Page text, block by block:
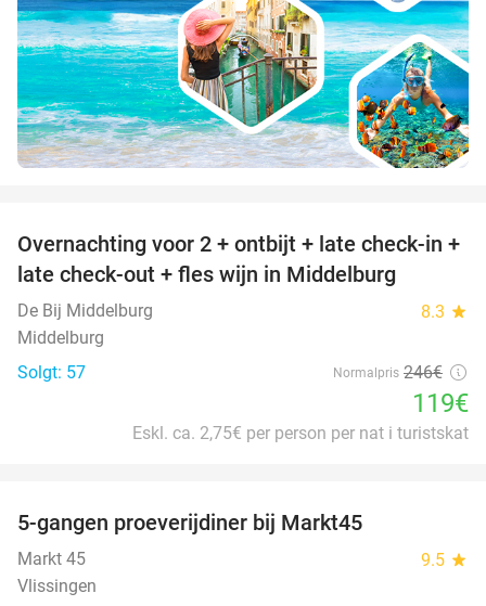
52%
Overnachting voor 2 + ontbijt + late check-in +
late check-out + fles wijn in Middelburg
De Bij Middelburg 8.3 star
Middelburg
Solgt: 57
Normalpris 246€
119€
Eskl. ca. 2,75€ per person per nat i turistskat
5-gangen proeverijdiner bij Markt45
Markt 45 9.5 star
Vlissingen